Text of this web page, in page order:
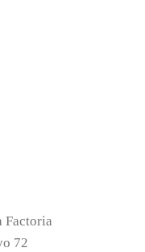
Factoria
72